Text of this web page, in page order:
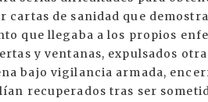
cartas de sanidad que
que llegaba a los propios
y ventanas, expulsados
bajo vigilancia armada,
recuperados tras ser